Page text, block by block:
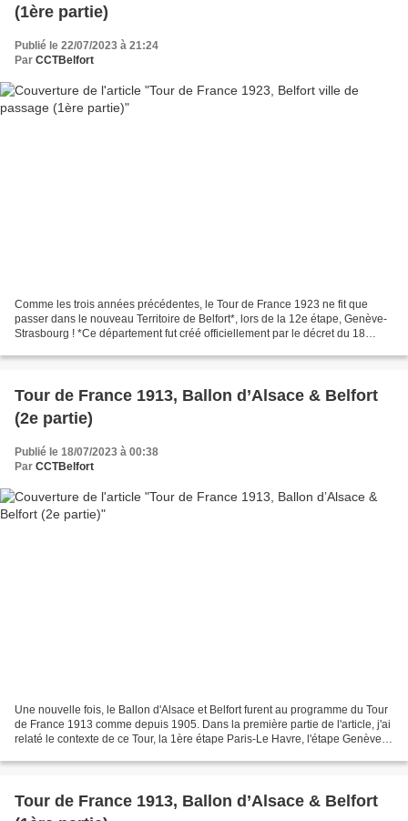
(1ère partie)
Publié le 22/07/2023 à 21:24
Par CCTBelfort
Comme les trois années précédentes, le Tour de France 1923 ne fit que
passer dans le nouveau Territoire de Belfort*, lors de la 12e étape, Genève-
Strasbourg ! *Ce département fut créé officiellement par le décret du 18
Tour de France 1913, Ballon d’Alsace & Belfort
(2e partie)
Publié le 18/07/2023 à 00:38
Par CCTBelfort
Une nouvelle fois, le Ballon d'Alsace et Belfort furent au programme du Tour
de France 1913 comme depuis 1905. Dans la première partie de l'article, j'ai
relaté le contexte de ce Tour, la 1ère étape Paris-Le Havre, l'étape Genève-
Tour de France 1913, Ballon d’Alsace & Belfort